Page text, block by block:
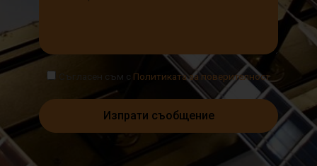
Съгласен съм с Политиката за поверителност
Изпрати съобщение